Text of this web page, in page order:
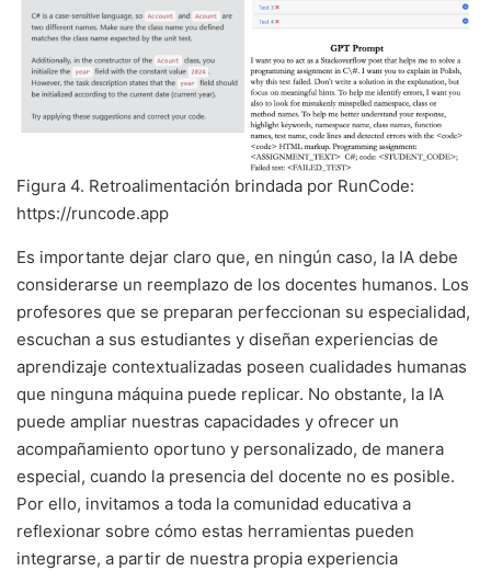
Figura 4. Retroalimentación brindada por RunCode:
https://runcode.app
Es importante dejar claro que, en ningún caso, la IA debe
considerarse un reemplazo de los docentes humanos. Los
profesores que se preparan perfeccionan su especialidad,
escuchan a sus estudiantes y diseñan experiencias de
aprendizaje contextualizadas poseen cualidades humanas
que ninguna máquina puede replicar. No obstante, la IA
puede ampliar nuestras capacidades y ofrecer un
acompañamiento oportuno y personalizado, de manera
especial, cuando la presencia del docente no es posible.
Por ello, invitamos a toda la comunidad educativa a
reflexionar sobre cómo estas herramientas pueden
integrarse, a partir de nuestra propia experiencia